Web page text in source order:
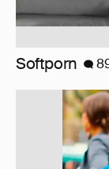
Softporn